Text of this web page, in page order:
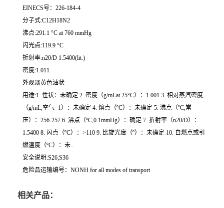
EINECS号：226-184-4
分子式:C12H18N2
沸点:291.1 °C at 760 mmHg
闪光点:119.9 °C
折射率:n20/D 1.5400(lit.)
密度:1.011
外观淡黄色油状
用途:1. 性状：未确定 2. 密度（g/mLat 25°C）：1.001 3. 相对蒸汽密度
（g/mL,空气=1）：未确定 4. 熔点（ºC）：未确定 5. 沸点（ºC,常
压）：256-257 6. 沸点（ºC,0.1mmHg）：确定 7. 折射率（n20/D）：
1.5400 8. 闪点（ºC）：>110 9. 比旋光度（º）：未确定 10. 自燃点或引
燃温度（ºC）：未..
安全说明:S26;S36
危险品运输编号：NONH for all modes of transport
相关产品：